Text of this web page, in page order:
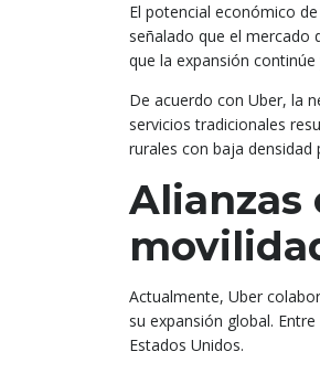
El potencial económico
señalado que el mercado
que la expansión
De acuerdo con Uber, la
servicios tradicionales
rurales con baja densidad
Alianzas
Actualmente, Uber
su expansión global.
Estados Unidos.